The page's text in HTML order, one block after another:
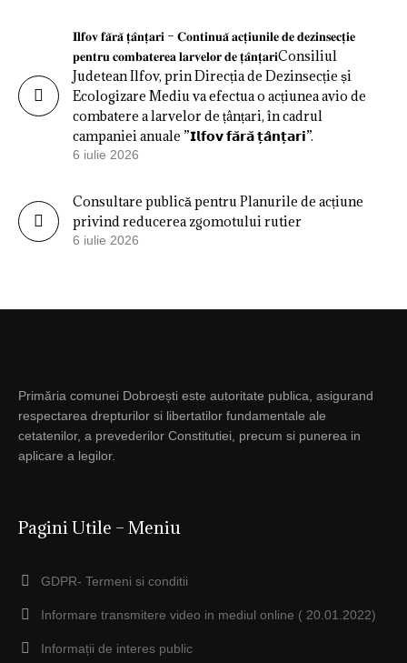
𝐈𝐥𝐟𝐨𝐯 𝐟𝐚̆𝐫𝐚̆ 𝐭̦𝐚̂𝐧𝐭̦𝐚𝐫𝐢 – 𝐂𝐨𝐧𝐭𝐢𝐧𝐮𝐚̆ 𝐚𝐜𝐭̦𝐢𝐮𝐧𝐢𝐥𝐞 𝐝𝐞 𝐝𝐞𝐳𝐢𝐧𝐬𝐞𝐜𝐭̦𝐢𝐞
𝐩𝐞𝐧𝐭𝐫𝐮 𝐜𝐨𝐦𝐛𝐚𝐭𝐞𝐫𝐞𝐚 𝐥𝐚𝐫𝐯𝐞𝐥𝐨𝐫 𝐝𝐞 𝐭̦𝐚̂𝐧𝐭̦𝐚𝐫𝐢Consiliul
Judetean Ilfov, prin Direcția de Dezinsecție și
Ecologizare Mediu va efectua o acțiunea avio de
combatere a larvelor de țânțari, în cadrul
campaniei anuale ”𝗜𝗹𝗳𝗼𝘃 𝗳𝗮̆𝗿𝗮̆ 𝘁̦𝗮̂𝗻𝘁̦𝗮𝗿𝗶”.
6 iulie 2026
Consultare publică pentru Planurile de acțiune
privind reducerea zgomotului rutier
6 iulie 2026
Primăria comunei Dobroești este autoritate publica, asigurand
respectarea drepturilor si libertatilor fundamentale ale
cetatenilor, a prevederilor Constitutiei, precum si punerea in
aplicare a legilor.
Pagini Utile – Meniu
GDPR- Termeni si conditii
Informare transmitere video in mediul online ( 20.01.2022)
Informații de interes public